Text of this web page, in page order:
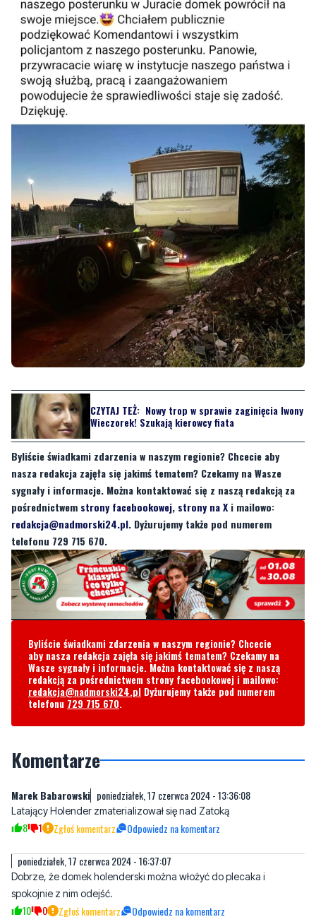
CZYTAJ TEŻ: Nowy trop w sprawie zaginięcia Iwony
Wieczorek! Szukają kierowcy fiata
Byliście świadkami zdarzenia w naszym regionie? Chcecie aby
nasza redakcja zajęła się jakimś tematem? Czekamy na Wasze
sygnały i informacje. Można kontaktować się z naszą redakcją za
pośrednictwem strony facebookowej, strony na X i mailowo:
redakcja@nadmorski24.pl. Dyżurujemy także pod numerem
telefonu 729 715 670.
Byliście świadkami zdarzenia w naszym regionie? Chcecie
aby nasza redakcja zajęła się jakimś tematem? Czekamy na
Wasze sygnały i informacje. Można kontaktować się z naszą
redakcją za pośrednictwem strony facebookowej i mailowo:
redakcja@nadmorski24.pl Dyżurujemy także pod numerem
telefonu 729 715 670.
Komentarze
Marek Babarowski poniedziałek, 17 czerwca 2024 - 13:36:08
Latający Holender zmaterializował się nad Zatoką
8 1 Zgłoś komentarz Odpowiedz na komentarz
poniedziałek, 17 czerwca 2024 - 16:37:07
Dobrze, że domek holenderski można włożyć do plecaka i
spokojnie z nim odejść.
10 0 Zgłoś komentarz Odpowiedz na komentarz